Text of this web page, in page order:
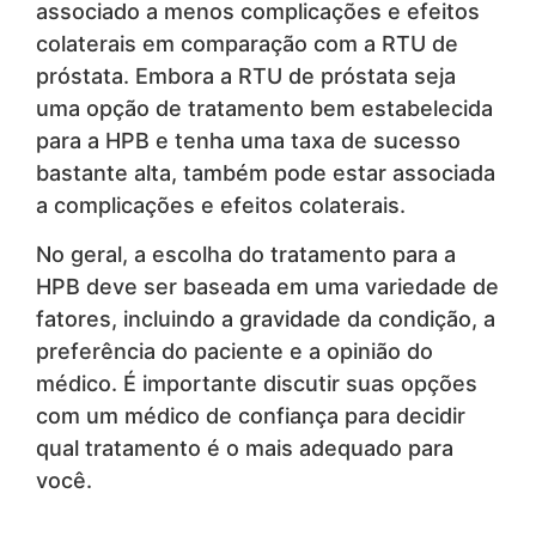
associado a menos complicações e efeitos
colaterais em comparação com a RTU de
próstata. Embora a RTU de próstata seja
uma opção de tratamento bem estabelecida
para a HPB e tenha uma taxa de sucesso
bastante alta, também pode estar associada
a complicações e efeitos colaterais.
No geral, a escolha do tratamento para a
HPB deve ser baseada em uma variedade de
fatores, incluindo a gravidade da condição, a
preferência do paciente e a opinião do
médico. É importante discutir suas opções
com um médico de confiança para decidir
qual tratamento é o mais adequado para
você.